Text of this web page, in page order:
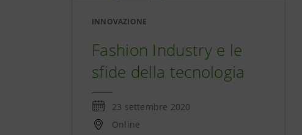
INNOVAZIONE
Fashion Industry e le
sfide della tecnologia
23 settembre 2020
Online